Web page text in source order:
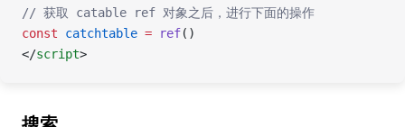
// 获取 catable ref 对象之后，进行下面的操作
const catchtable = ref()
</script>